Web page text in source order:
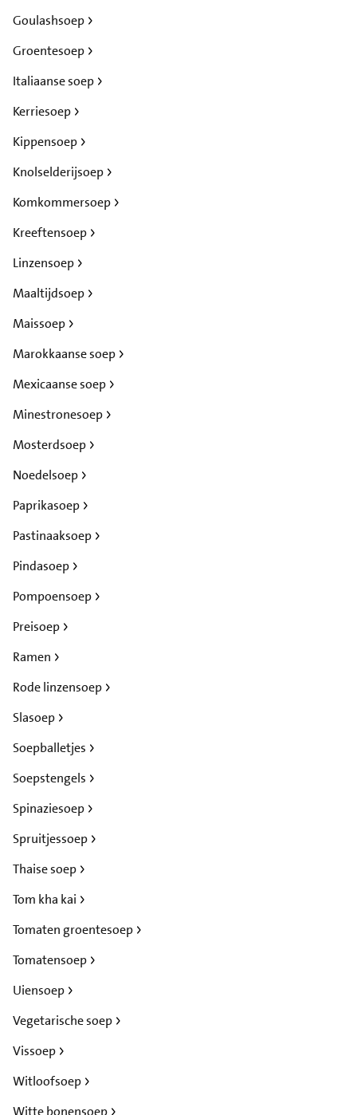
Goulashsoep
Groentesoep
Italiaanse soep
Kerriesoep
Kippensoep
Knolselderijsoep
Komkommersoep
Kreeftensoep
Linzensoep
Maaltijdsoep
Maissoep
Marokkaanse soep
Mexicaanse soep
Minestronesoep
Mosterdsoep
Noedelsoep
Paprikasoep
Pastinaaksoep
Pindasoep
Pompoensoep
Preisoep
Ramen
Rode linzensoep
Slasoep
Soepballetjes
Soepstengels
Spinaziesoep
Spruitjessoep
Thaise soep
Tom kha kai
Tomaten groentesoep
Tomatensoep
Uiensoep
Vegetarische soep
Vissoep
Witloofsoep